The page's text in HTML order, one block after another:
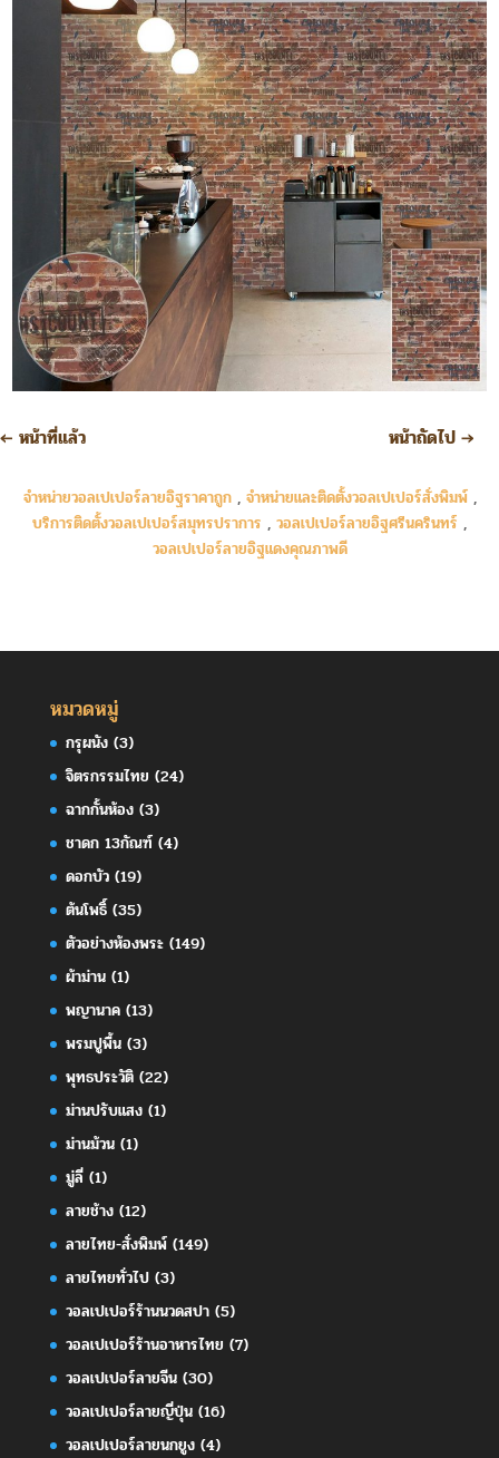
← หน้าที่แล้ว หน้าถัดไป→
จำหน่ายวอลเปเปอร์ลายอิฐราคาถูก, จำหน่ายและติดตั้งวอลเปเปอร์สั่งพิมพ์,
บริการติดตั้งวอลเปเปอร์สมุทรปราการ , วอลเปเปอร์ลายอิฐศรีนครินทร์ ,
วอลเปเปอร์ลายอิฐแดงคุณภาพดี
หมวดหมู่
กรุผนัง(3)
จิตรกรรมไทย (24)
ฉากกั้นห้อง(3)
ชาดก 13กัณฑ์(4)
ดอกบัว(19)
ต้นโพธิ์(35)
ตัวอย่างห้องพระ(149)
ผ้าม่าน(1)
พญานาค(13)
พรมปูพื้น(3)
พุทธประวัติ(22)
ม่านปรับแสง(1)
ม่านม้วน(1)
มู่ลี่(1)
ลายช้าง(12)
ลายไทย-สั่งพิมพ์(149)
ลายไทยทั่วไป(3)
วอลเปเปอร์ร้านนวดสปา(5)
วอลเปเปอร์ร้านอาหารไทย (7)
วอลเปเปอร์ลายจีน(30)
วอลเปเปอร์ลายญี่ปุ่น(16)
วอลเปเปอร์ลายนกยูง(4)